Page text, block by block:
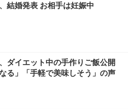
結婚発表 お相手は妊娠中
ダイエット中の手作りご飯公開
る」「手軽で美味しそう」の声